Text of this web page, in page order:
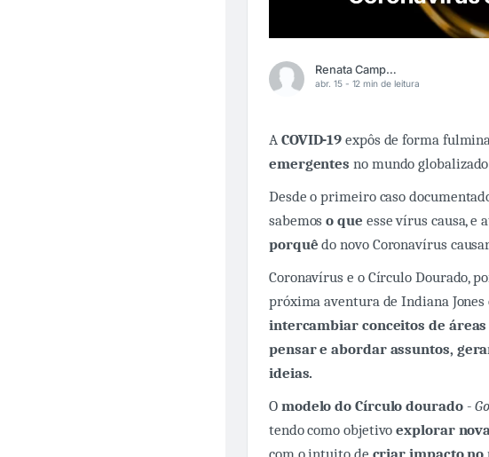
Renata Campos Cadidé
abr. 15 - 12 min de leitura
A COVID-19 expôs de forma
emergentes no mundo
Desde o primeiro caso
sabemoso que esse vírus causa, e
porquê do novo Coronavírus
Coronavírus e o Círculo Dourado,
próxima aventura de Indiana Jones
intercambiar conceitos de
pensar e abordar assuntos,
ideias.
O modelo do Círculo dourado-
tendo como objetivoexplorar